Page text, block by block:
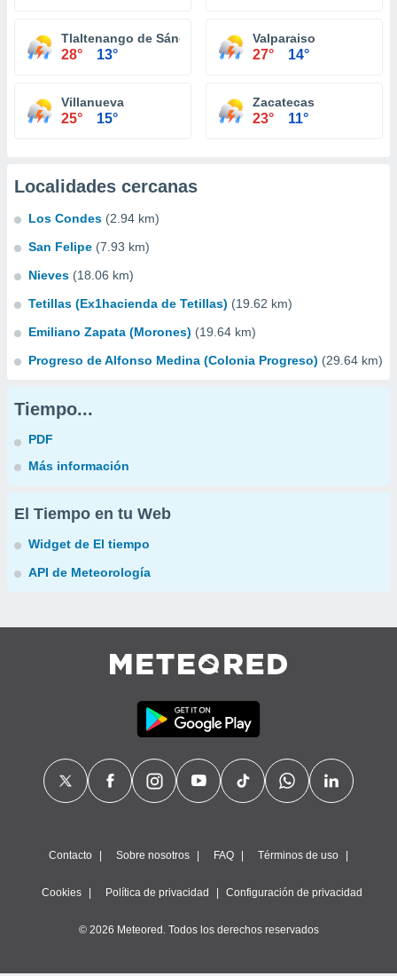
Tlaltenango de Sánchez Román
28° 13°
Valparaiso
27° 14°
Villanueva
25° 15°
Zacatecas
23° 11°
Localidades cercanas
Los Condes (2.94 km)
San Felipe (7.93 km)
Nieves (18.06 km)
Tetillas (Ex1hacienda de Tetillas) (19.62 km)
Emiliano Zapata (Morones) (19.64 km)
Progreso de Alfonso Medina (Colonia Progreso) (29.64 km)
Tiempo...
PDF
Más información
El Tiempo en tu Web
Widget de El tiempo
API de Meteorología
Contacto Sobre nosotros FAQ Términos de uso
Cookies Política de privacidad Configuración de privacidad
© 2026 Meteored. Todos los derechos reservados